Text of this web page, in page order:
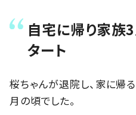
自宅に帰り家族
タート
桜ちゃんが退院し、家に帰
月の頃でした。